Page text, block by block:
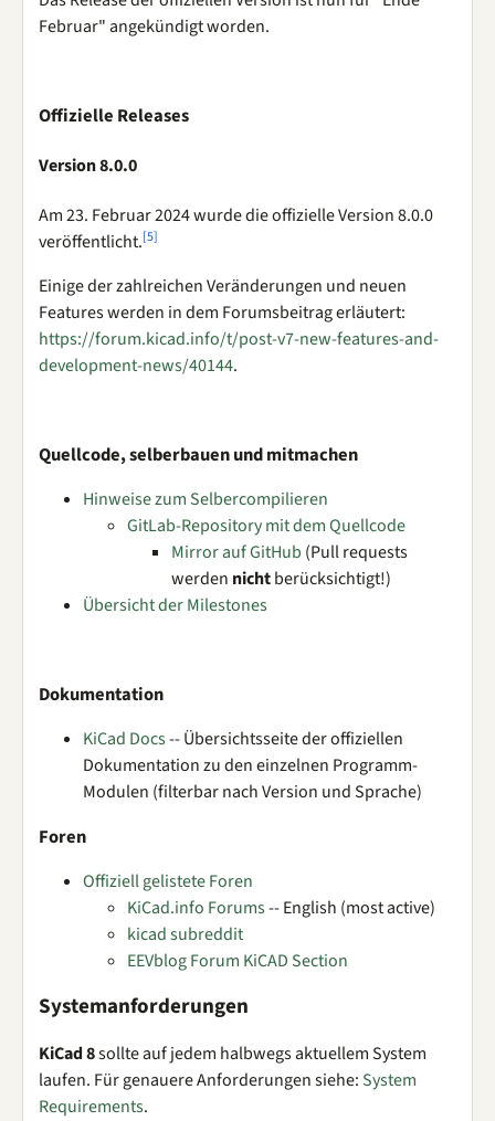
Februar" angekündigt worden.
Offizielle Releases
Version 8.0.0
Am 23. Februar 2024 wurde die offizielle Version 8.0.0
veröffentlicht.[5]
Einige der zahlreichen Veränderungen und neuen
Features werden in dem Forumsbeitrag erläutert:
https://forum.kicad.info/t/post-v7-new-features-and-
development-news/40144.
Quellcode, selberbauen und mitmachen
Hinweise zum Selbercompilieren
GitLab-Repository mit dem Quellcode
Mirror auf GitHub (Pull requests
werden nichtberücksichtigt!)
Übersicht der Milestones
Dokumentation
KiCad Docs-- Übersichtsseite der offiziellen
Dokumentation zu den einzelnen Programm-
Modulen (filterbar nach Version und Sprache)
Foren
Offiziell gelistete Foren
KiCad.info Forums-- English (most active)
kicad subreddit
EEVblog Forum KiCAD Section
Systemanforderungen
KiCad 8sollte auf jedem halbwegs aktuellem System
laufen. Für genauere Anforderungen siehe: System
Requirements.